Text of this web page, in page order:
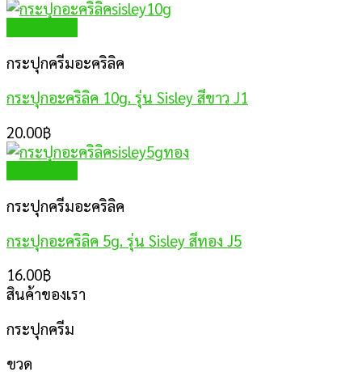
กระปุกครีมอะคริลิค
กระปุกอะคริลิค 10g. รุ่น Sisley สีขาว J1
20.00฿
กระปุกครีมอะคริลิค
กระปุกอะคริลิค 5g. รุ่น Sisley สีทอง J5
16.00฿
สินค้าของเรา
กระปุกครีม
ขวด